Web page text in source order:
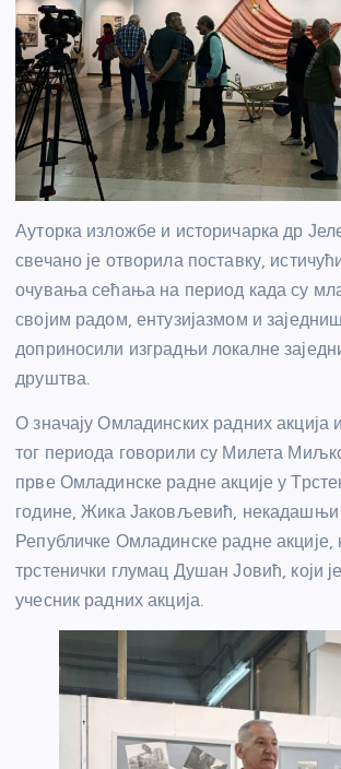
Ауторка изложбе и историчарка др
свечано је отворила поставку,
очувања сећања на период када су
својим радом, ентузијазмом и
доприносили изградњи локалне
друштва.
О значају Омладинских радних акција
тог периода говорили су Милета
прве Омладинске радне акције у
године, Жика Јаковљевић, некадашњи
Републичке Омладинске радне акције,
трстенички глумац Душан Јовић, који
учесник радних акција.